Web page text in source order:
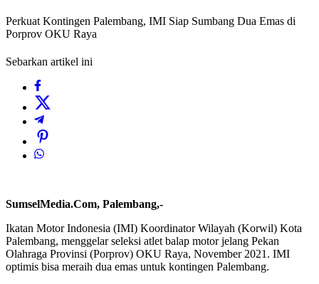
Perkuat Kontingen Palembang, IMI Siap Sumbang Dua Emas di
Porprov OKU Raya
Sebarkan artikel ini
SumselMedia.Com, Palembang,-
Ikatan Motor Indonesia (IMI) Koordinator Wilayah (Korwil) Kota
Palembang, menggelar seleksi atlet balap motor jelang Pekan
Olahraga Provinsi (Porprov) OKU Raya, November 2021. IMI
optimis bisa meraih dua emas untuk kontingen Palembang.